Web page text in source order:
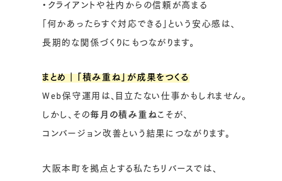
・クライアントや社内からの信頼が高まる
「何かあったらすぐ対応できる」という安心感は、
長期的な関係づくりにもつながります。
まとめ｜「積み重ね」が成果をつくる
Web保守運用は、目立たない仕事かもしれません。
しかし、その毎月の積み重ねこそが、
コンバージョン改善という結果につながります。
大阪本町を拠点とする私たちリバースでは、